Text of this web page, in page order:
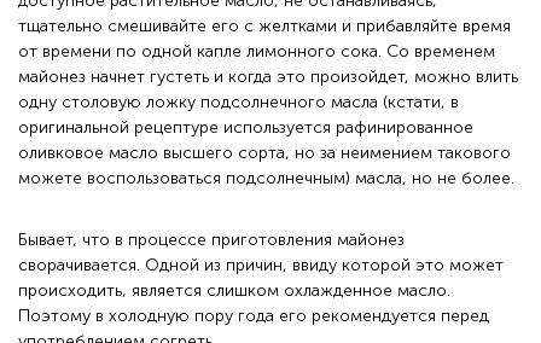
тщательно смешивайте его с желтками и прибавляйте время
от времени по одной капле лимонного сока. Со временем
майонез начнет густеть и когда это произойдет, можно влить
одну столовую ложку подсолнечного масла (кстати, в
оригинальной рецептуре используется рафинированное
оливковое масло высшего сорта, но за неимением такового
можете воспользоваться подсолнечным) масла, но не более.
Бывает, что в процессе приготовления майонез
сворачивается. Одной из причин, ввиду которой это может
происходить, является слишком охлажденное масло.
Поэтому в холодную пору года его рекомендуется перед